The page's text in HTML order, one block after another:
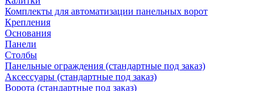
Комплекты для автоматизации панельных ворот
Крепления
Основания
Панели
Столбы
Панельные ограждения (стандартные под заказ)
Аксессуары (стандартные под заказ)
Ворота (стандартные под заказ)